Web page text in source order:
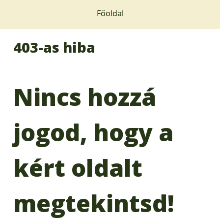
Főoldal
403-as hiba
Nincs hozzá
jogod, hogy a
kért oldalt
megtekintsd!